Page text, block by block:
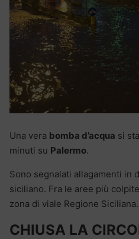
Una vera bomba d’acqua si
minuti su Palermo.
Sono segnalati allagamenti in
siciliano. Fra le aree più
zona di viale Regione Siciliana.
CHIUSA LA